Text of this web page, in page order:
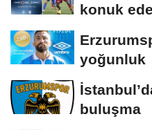
konuk
yoğunluk
buluşma